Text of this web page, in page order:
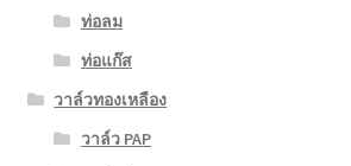
ท่อลม
ท่อแก๊ส
วาล์วทองเหลือง
วาล์ว PAP